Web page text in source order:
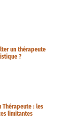
un thérapeute
?
Thérapeute : les
limitantes